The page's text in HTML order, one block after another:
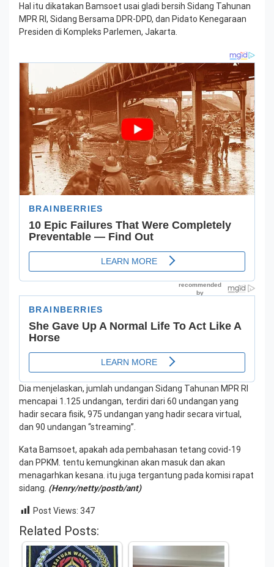
Hal itu dikatakan Bamsoet usai gladi bersih Sidang Tahunan
MPR RI, Sidang Bersama DPR-DPD, dan Pidato Kenegaraan
Presiden di Kompleks Parlemen, Jakarta.
Dia menjelaskan, jumlah undangan Sidang Tahunan MPR RI
mencapai 1.125 undangan, terdiri dari 60 undangan yang
hadir secara fisik, 975 undangan yang hadir secara virtual,
dan 90 undangan “streaming”.
Kata Bamsoet, apakah ada pembahasan tetang covid-19
dan PPKM. tentu kemungkinan akan masuk dan akan
menagarhkan kesana. itu juga tergantung pada komisi rapat
sidang. (Henry/netty/postb/ant)
Post Views: 347
Related Posts: